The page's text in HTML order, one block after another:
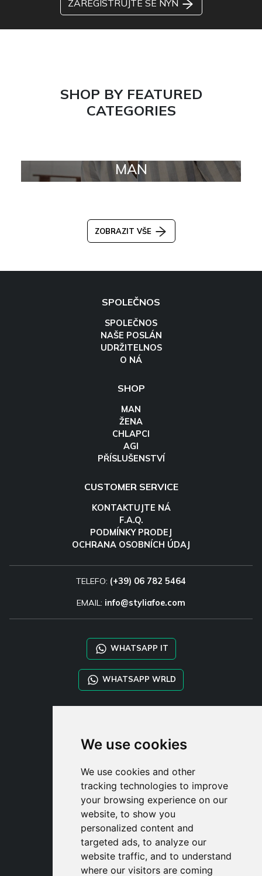
We use cookies
We use cookies and other
tracking technologies to improve
your browsing experience on our
website, to show you
personalized content and
targeted ads, to analyze our
website traffic, and to understand
where our visitors are coming
ZAREGISTRUJTE SE NYN
SHOP BY FEATURED
CATEGORIES
MAN
ZOBRAZIT VŠE
SPOLEČNOS
SPOLEČNOS
NAŠE POSLÁN
UDRŽITELNOS
O NÁ
SHOP
MAN
ŽENA
CHLAPCI
AGI
PŘÍSLUŠENSTVÍ
CUSTOMER SERVICE
KONTAKTUJTE NÁ
F.A.Q.
PODMÍNKY PRODEJ
OCHRANA OSOBNÍCH ÚDAJ
TELEFO: (+39) 06 782 5464
EMAIL: info@styliafoe.com
WHATSAPP IT
WHATSAPP WRLD
TAYLOR MADE ORDERS
UŽIVATE
ZAREGISTROVA
PŘIHLÁSIT S
NÁKUPNÍ KOŠÍ